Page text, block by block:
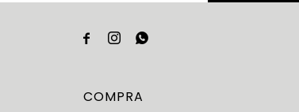
COMPRA
  